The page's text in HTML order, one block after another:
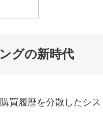
グの新時代
買履歴を分散したシス